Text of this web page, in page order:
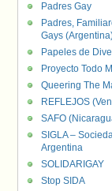
Padres Gay
Padres,
Gays
Papeles de
Proyecto Todo
Queering The
REFLEJOS
SAFO
SIGLA –
Argentina
SOLIDARIGAY
Stop SIDA